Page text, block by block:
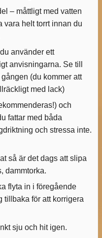
– måttligt med vatten
vara helt torrt innan du
använder ett
anvisningarna. Se till
(du kommer att
med lack)
och
fattar med båda
och stressa inte.
så är det dags att slipa
dammtorka.
flyta in i föregående
tillbaka för att korrigera
sju och hit igen.